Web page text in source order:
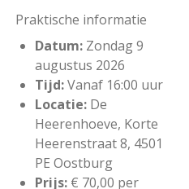
Praktische informatie
Datum: Zondag 9
augustus 2026
Tijd:Vanaf 16:00 uur
Locatie: De
Heerenhoeve, Korte
Heerenstraat 8, 4501
PE Oostburg
Prijs: € 70,00 per